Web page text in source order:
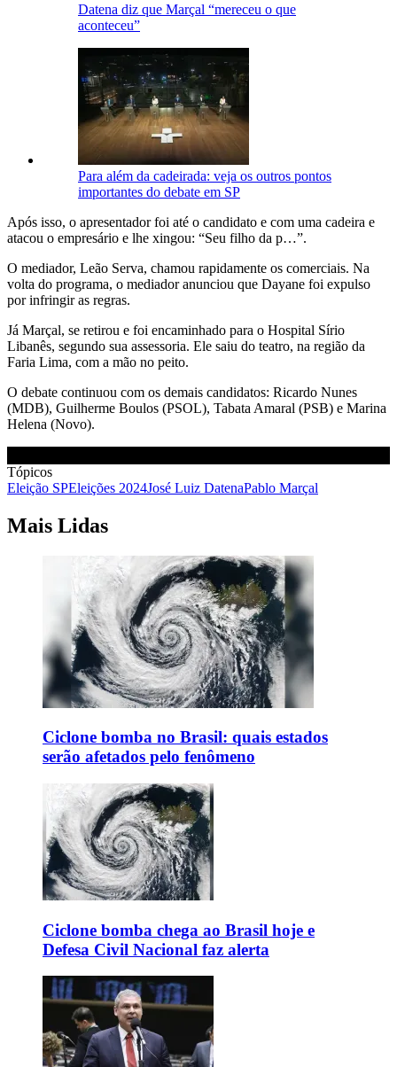
Datena diz que Marçal “mereceu o que
aconteceu”
Para além da cadeirada: veja os outros pontos
importantes do debate em SP
Após isso, o apresentador foi até o candidato e com uma cadeira e
atacou o empresário e lhe xingou: “Seu filho da p…”.
O mediador, Leão Serva, chamou rapidamente os comerciais. Na
volta do programa, o mediador anunciou que Dayane foi expulso
por infringir as regras.
Já Marçal, se retirou e foi encaminhado para o Hospital Sírio
Libanês, segundo sua assessoria. Ele saiu do teatro, na região da
Faria Lima, com a mão no peito.
O debate continuou com os demais candidatos: Ricardo Nunes
(MDB), Guilherme Boulos (PSOL), Tabata Amaral (PSB) e Marina
Helena (Novo).
Tópicos
Eleição SPEleições 2024José Luiz DatenaPablo Marçal
Mais Lidas
Ciclone bomba no Brasil: quais estados
serão afetados pelo fenômeno
Ciclone bomba chega ao Brasil hoje e
Defesa Civil Nacional faz alerta